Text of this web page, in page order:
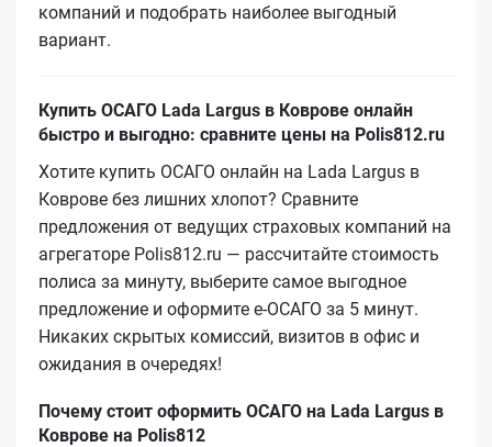
компаний и подобрать наиболее выгодный
вариант.
Купить ОСАГО Lada Largus в Коврове онлайн
быстро и выгодно: сравните цены на Polis812.ru
Хотите купить ОСАГО онлайн на Lada Largus в
Коврове без лишних хлопот? Сравните
предложения от ведущих страховых компаний на
агрегаторе Polis812.ru — рассчитайте стоимость
полиса за минуту, выберите самое выгодное
предложение и оформите е‑ОСАГО за 5 минут.
Никаких скрытых комиссий, визитов в офис и
ожидания в очередях!
Почему стоит оформить ОСАГО на Lada Largus в
Коврове на Polis812